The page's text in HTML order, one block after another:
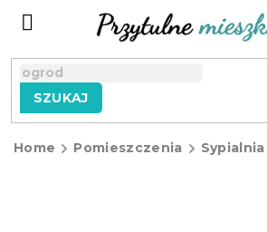
SZUKAJ
Home Pomieszczenia Sypialnia